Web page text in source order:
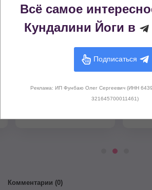
Корневой замок
Комментарии (0)
Всё самое
Кундалини Йоги в
Подписаться
Реклама: ИП Фунбаю Олег Сергеевич (ИНН
321645700011461)